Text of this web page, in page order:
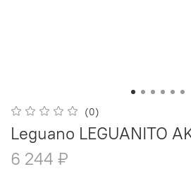
(0)
Leguano LEGUANITO
6 244 ₽